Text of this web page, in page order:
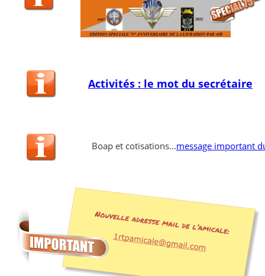
Boap et cotisations...message important
Activités : le mot du secrétaire